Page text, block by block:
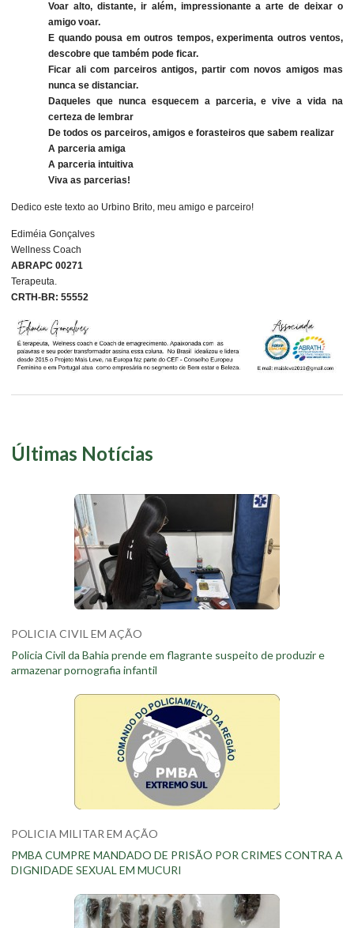
Voar alto, distante, ir além, impressionante a arte de deixar o
amigo voar.
E quando pousa em outros tempos, experimenta outros ventos,
descobre que também pode ficar.
Ficar ali com parceiros antigos, partir com novos amigos mas
nunca se distanciar.
Daqueles que nunca esquecem a parceria, e vive a vida na
certeza de lembrar
De todos os parceiros, amigos e forasteiros que sabem realizar
A parceria amiga
A parceria intuitiva
Viva as parcerias!
Dedico este texto ao Urbino Brito, meu amigo e parceiro!
Ediméia Gonçalves
Wellness Coach
ABRAPC 00271
Terapeuta.
CRTH-BR: 55552
Últimas Notícias
POLICIA CIVIL EM AÇÃO
Policia Civil da Bahia prende em flagrante suspeito de produzir e
armazenar pornografia infantil
POLICIA MILITAR EM AÇÃO
PMBA CUMPRE MANDADO DE PRISÃO POR CRIMES CONTRA A
DIGNIDADE SEXUAL EM MUCURI